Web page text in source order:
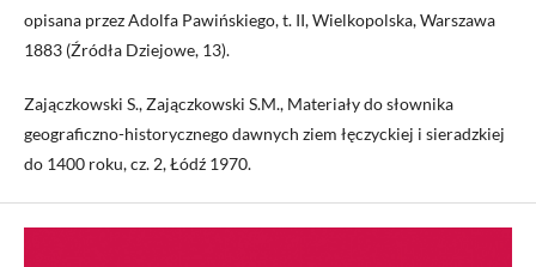
opisana przez Adolfa Pawińskiego, t. II, Wielkopolska, Warszawa
1883 (Źródła Dziejowe, 13).
Zajączkowski S., Zajączkowski S.M., Materiały do słownika
geograficzno-historycznego dawnych ziem łęczyckiej i sieradzkiej
do 1400 roku, cz. 2, Łódź 1970.